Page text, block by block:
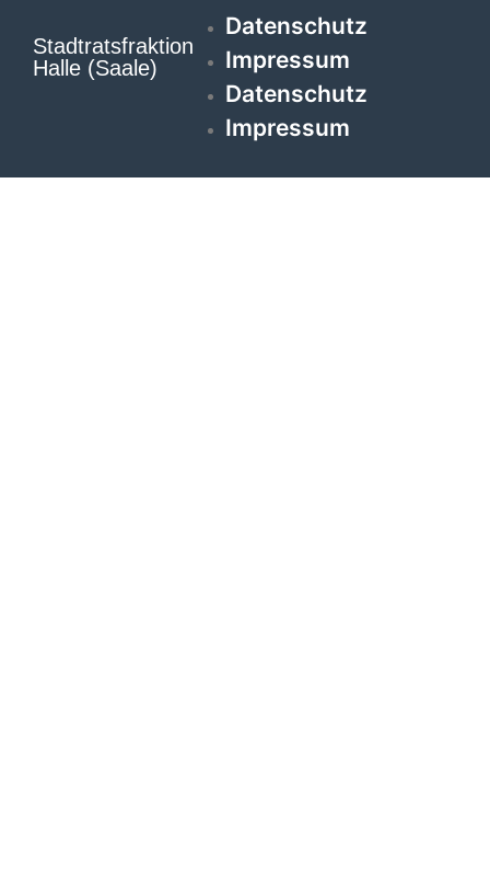
Stadtratsfraktion
Halle (Saale)
Datenschutz
Impressum
Datenschutz
Impressum